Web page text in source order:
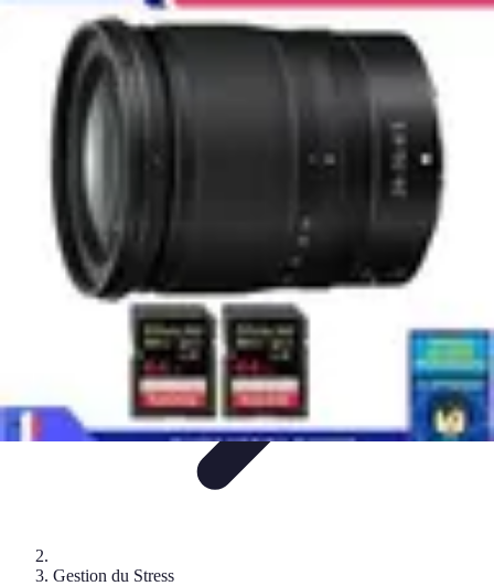
Stress Maîtrise
Sport et Bien-être
Techniques de gestion du stressTechniques et
Gestion du Stress Techniques de Gestion
Stress Maîtrise
Gestion du Stress